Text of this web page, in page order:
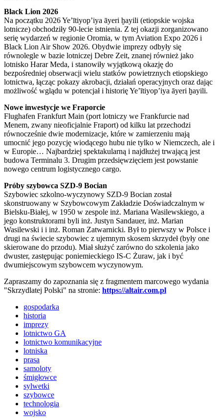
Black Lion 2026
Na początku 2026 Ye’ītiyop’iya āyeri ḫayili (etiopskie wojska
lotnicze) obchodziły 90-lecie istnienia. Z tej okazji zorganizowano
serię wydarzeń w regionie Oromia, w tym Aviation Expo 2026 i
Black Lion Air Show 2026. Obydwie imprezy odbyły się
równolegle w bazie lotniczej Debre Zeit, znanej również jako
lotnisko Harar Meda, i stanowiły wyjątkową okazję do
bezpośredniej obserwacji wielu statków powietrznych etiopskiego
lotnictwa, łącząc pokazy akrobacji, działań operacyjnych oraz dając
możliwość wglądu w potencjał i historię Ye’ītiyop’iya āyeri ḫayili.
Nowe inwestycje we Fraporcie
Flughafen Frankfurt Main (port lotniczy we Frankfurcie nad
Menem, zwany nieoficjalnie Fraport) od kilku lat przechodzi
równocześnie dwie modernizacje, które w zamierzeniu mają
umocnić jego pozycję wiodącego hubu nie tylko w Niemczech, ale i
w Europie… Najbardziej spektakularną i najdłużej trwającą jest
budowa Terminalu 3. Drugim przedsięwzięciem jest powstanie
nowego centrum logistycznego cargo.
Próby szybowca SZD-9 Bocian
Szybowiec szkolno-wyczynowy SZD-9 Bocian został
skonstruowany w Szybowcowym Zakładzie Doświadczalnym w
Bielsku-Białej, w 1950 w zespole inż. Mariana Wasilewskiego, a
jego konstruktorami byli inż. Justyn Sandauer, inż. Marian
Wasilewski i i inż. Roman Zatwarnicki. Był to pierwszy w Polsce i
drugi na świecie szybowiec z ujemnym skosem skrzydeł (były one
skierowane do przodu). Miał służyć zarówno do szkolenia jako
dwuster, zastępując poniemieckiego IS-C Żuraw, jak i być
dwumiejscowym szybowcem wyczynowym.
Zapraszamy do zapoznania się z fragmentem marcowego wydania
"Skrzydlatej Polski" na stronie: https://altair.com.pl
gospodarka
historia
imprezy
lotnictwo GA
lotnictwo komunikacyjne
lotniska
prasa
samoloty
śmigłowce
sylwetki
szybowce
technologia
wojsko